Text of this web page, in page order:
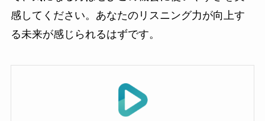
感してください。あなたのリスニング力が向上す
る未来が感じられるはずです。